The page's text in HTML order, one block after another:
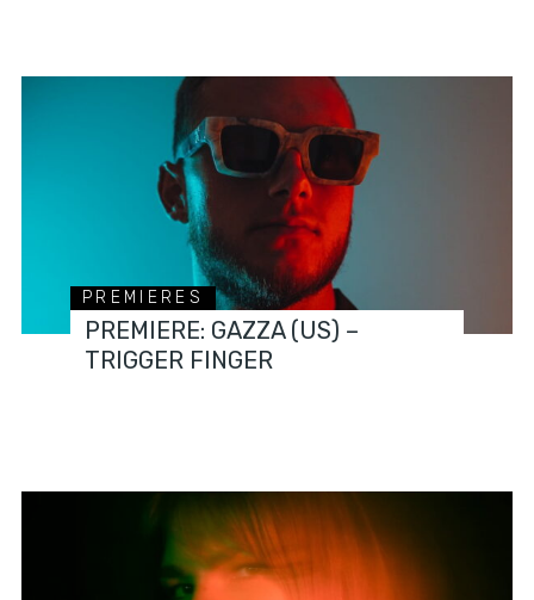
PREMIERES
PREMIERE: GAZZA (US) –
TRIGGER FINGER